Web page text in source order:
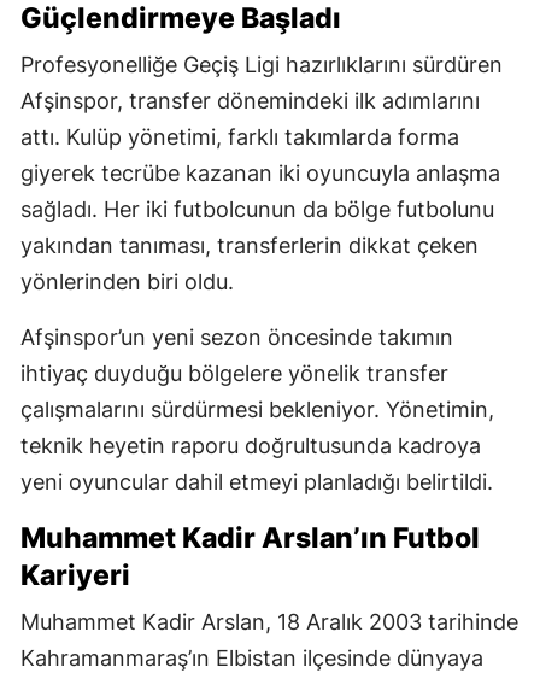
Güçlendirmeye Başladı
Profesyonelliğe Geçiş Ligi hazırlıklarını sürdüren
Afşinspor, transfer dönemindeki ilk adımlarını
attı. Kulüp yönetimi, farklı takımlarda forma
giyerek tecrübe kazanan iki oyuncuyla anlaşma
sağladı. Her iki futbolcunun da bölge futbolunu
yakından tanıması, transferlerin dikkat çeken
yönlerinden biri oldu.
Afşinspor’un yeni sezon öncesinde takımın
ihtiyaç duyduğu bölgelere yönelik transfer
çalışmalarını sürdürmesi bekleniyor. Yönetimin,
teknik heyetin raporu doğrultusunda kadroya
yeni oyuncular dahil etmeyi planladığı belirtildi.
Muhammet Kadir Arslan’ın Futbol
Kariyeri
Muhammet Kadir Arslan, 18 Aralık 2003 tarihinde
Kahramanmaraş’ın Elbistan ilçesinde dünyaya